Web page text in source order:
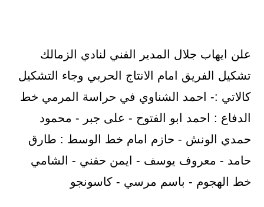
علن ايهاب جلال المدير الفني لنادي الزمالك
تشكيل الفريق امام الانتاج الحربي وجاء التشكيل
كالاتي :- احمد الشناوي في حراسة المرمي خط
الدفاع : احمد ابو الفتوح - على جبر - محمود
حمدي الونش - حازم امام خط الوسط : طارق
حامد - معروف يوسف - ايمن حفني - الشامي
خط الهجوم - باسم مرسي - كاسونجو